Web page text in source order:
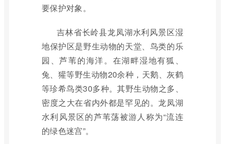
要保护对象。
吉林省长岭县龙凤湖水利风景区湿
地保护区是野生动物的天堂、鸟类的乐
园、芦苇的海洋。在湖畔湿地有狐、
兔、獾等野生动物20余种，天鹅、灰鹤
等珍希鸟类30多种。其野生动物之多、
密度之大在省内外都是罕见的。龙凤湖
水利风景区的芦苇荡被游人称为“流连
的绿色迷宫”。